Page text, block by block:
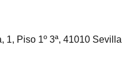
1, Piso 1º 3ª, 41010 Sevilla